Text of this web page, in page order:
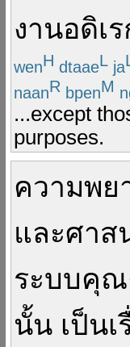
งานอดิเ
wenH dtaaeL ja
naanR bpenM
...except
purposes.
ความพย
และศาส
ระบบคุณ
นั้น เป็นเ